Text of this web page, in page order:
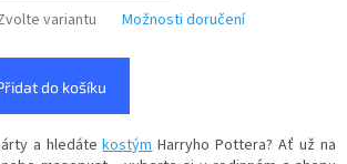
variantu Možnosti doručení
do košíku
a hledátekostýmHarryho Pottera? Ať už na